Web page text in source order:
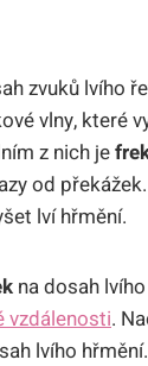
zvuků lvího
vlny, které
z nich je
od
lví hřmění.
na dosah
vzdálenosti.
lvího